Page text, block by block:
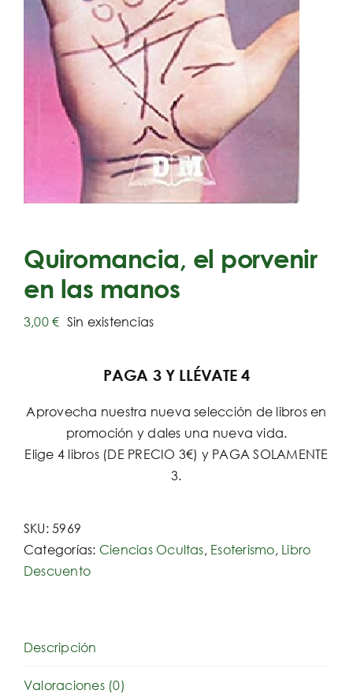
Quiromancia, el porvenir
en las manos
3,00€ Sin existencias
PAGA 3 Y LLÉVATE 4
Aprovecha nuestra nueva selección de libros en
promoción y dales una nueva vida.
Elige 4 libros (DE PRECIO 3€) y PAGA SOLAMENTE
3.
SKU:5969
Categorías: Ciencias Ocultas, Esoterismo, Libro
Descuento
Descripción
Valoraciones (0)